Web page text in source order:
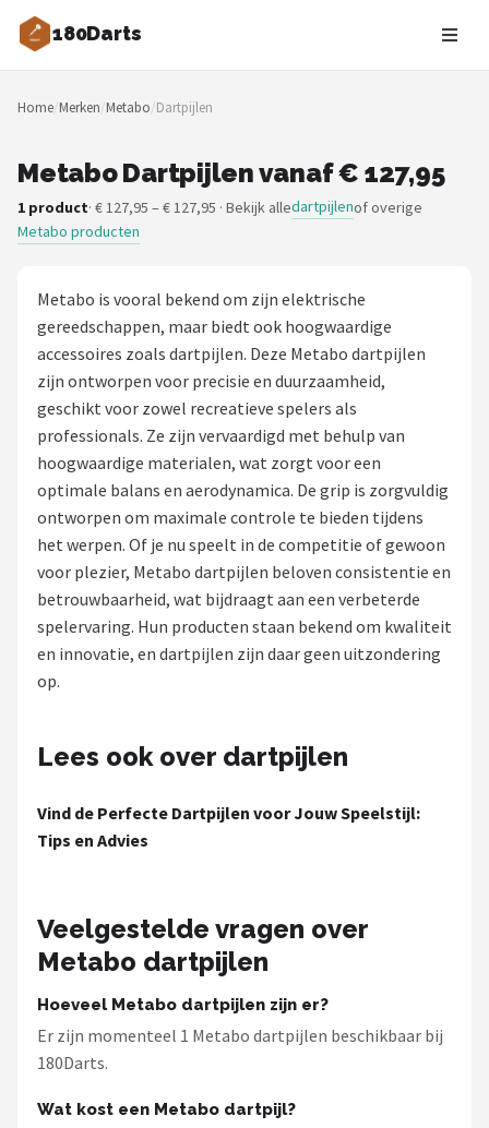
180Darts
Zoeken
NAVIGATIE
Merken
Dartspelers
Spelregels
Uitgooilijst
Dartshop
POPULAIRE MERKEN
Target
Winmau
Dart
ABC Darts
Harrows
Unicorn
Home/Merken/Metabo/Dartpijlen
Metabo Dartpijlen vanaf € 127,95
1 product· € 127,95 – € 127,95 · Bekijk alledartpijlenof overige
Metabo producten
Metabo is vooral bekend om zijn elektrische
gereedschappen, maar biedt ook hoogwaardige
accessoires zoals dartpijlen. Deze Metabo dartpijlen
zijn ontworpen voor precisie en duurzaamheid,
geschikt voor zowel recreatieve spelers als
professionals. Ze zijn vervaardigd met behulp van
hoogwaardige materialen, wat zorgt voor een
optimale balans en aerodynamica. De grip is zorgvuldig
ontworpen om maximale controle te bieden tijdens
het werpen. Of je nu speelt in de competitie of gewoon
voor plezier, Metabo dartpijlen beloven consistentie en
betrouwbaarheid, wat bijdraagt aan een verbeterde
spelervaring. Hun producten staan bekend om kwaliteit
en innovatie, en dartpijlen zijn daar geen uitzondering
op.
Lees ook over dartpijlen
Vind de Perfecte Dartpijlen voor Jouw Speelstijl:
Tips en Advies
Veelgestelde vragen over
Metabo dartpijlen
Hoeveel Metabo dartpijlen zijn er?
Er zijn momenteel 1 Metabo dartpijlen beschikbaar bij
180Darts.
Wat kost een Metabo dartpijl?